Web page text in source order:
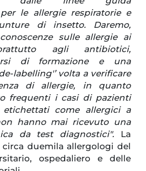
le allergie respiratorie e
di insetto. Daremo,
sulle allergie ai
agli antibiotici,
di formazione e una
labelling'’ volta a verificare
di allergie, in quanto
frequenti i casi di pazienti
etichettati come allergici a
hanno mai ricevuto una
da test diagnostici". La
circa duemila allergologi del
ospedaliero e delle